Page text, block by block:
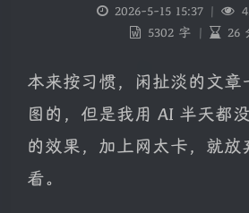
2026-5-15 15:37 |
5302 字 | 26
本来按习惯，闲扯淡的文章
图的，但是我用 AI 半天都
的效果，加上网太卡，就放
看。